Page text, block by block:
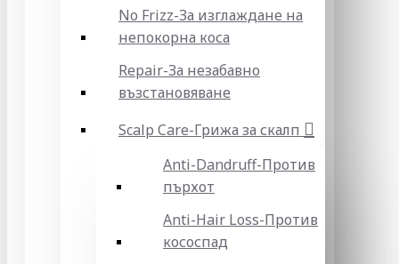
No Frizz-За изглаждане на
непокорна коса
Repair-За незабавно
възстановяване
Scalp Care-Грижа за скалп
Anti-Dandruff-Против
пърхот
Anti-Hair Loss-Против
кососпад